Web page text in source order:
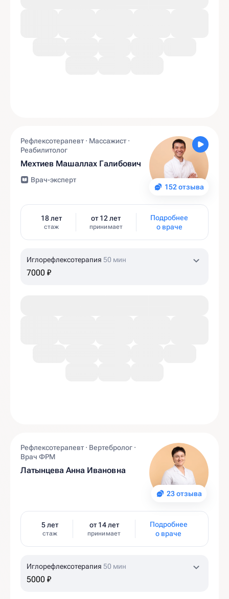
152 отзыва
Рефлексотерапевт · Массажист ·
Реабилитолог
Мехтиев Машаллах Галибович
Врач-эксперт
18 лет
стаж
от 12 лет
принимает
Подробнее
о враче
Иглорефлексотерапия 50 мин
7000 ₽
23 отзыва
Рефлексотерапевт · Вертебролог ·
Врач ФРМ
Латынцева Анна Ивановна
5 лет
стаж
от 14 лет
принимает
Подробнее
о враче
Иглорефлексотерапия 50 мин
5000 ₽